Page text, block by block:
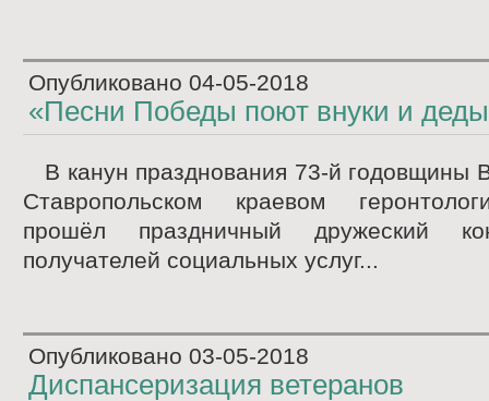
Опубликовано 04-05-2018
«Песни Победы поют внуки и
В канун празднования 73-й годовщины
Ставропольском краевом
прошёл праздничный дружеский
получателей социальных услуг...
Опубликовано 03-05-2018
Диспансеризация ветеранов